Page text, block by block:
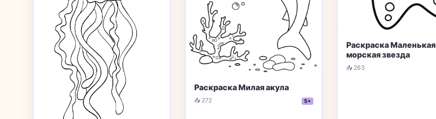
Раскраска Милая акула
📥 272 5+
Раскраска Маленькая
морская звезда
📥 263